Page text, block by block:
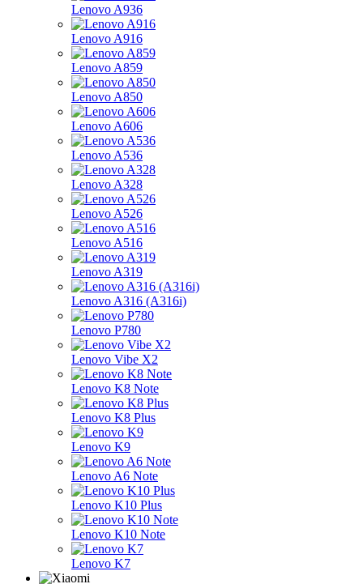
Lenovo A936
Lenovo A916
Lenovo A859
Lenovo A850
Lenovo A606
Lenovo A536
Lenovo A328
Lenovo A526
Lenovo A516
Lenovo A319
Lenovo A316 (A316i)
Lenovo P780
Lenovo Vibe X2
Lenovo K8 Note
Lenovo K8 Plus
Lenovo K9
Lenovo A6 Note
Lenovo K10 Plus
Lenovo K10 Note
Lenovo K7